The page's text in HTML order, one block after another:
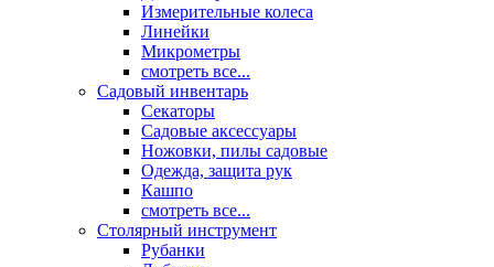
Измерительные колеса
Линейки
Микрометры
смотреть все...
Садовый инвентарь
Секаторы
Садовые аксессуары
Ножовки, пилы садовые
Одежда, защита рук
Кашпо
смотреть все...
Столярный инструмент
Рубанки